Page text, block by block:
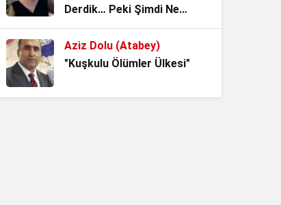
BÖLGESEL ÇATIŞMALAR ve TÜRKİYE
Gelecek Paktı Birleşmiş Milletlerin
Benimsediği Bir Yeni Düzensiz Yeni
Derdik… Peki Şimdi Ne
Oldu?"
Aziz Dolu (Atabey)
"Kuşkulu Ölümler Ülkesi"